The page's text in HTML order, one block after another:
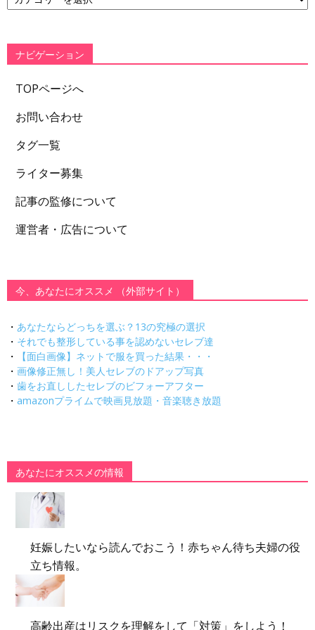
ー
ナビゲーション
TOPページへ
お問い合わせ
タグ一覧
ライター募集
記事の監修について
運営者・広告について
今、あなたにオススメ （外部サイト）
・ あなたならどっちを選ぶ？13の究極の選択
・ それでも整形している事を認めないセレブ達
・
【面白画像】ネットで服を買った結果・・・
・ 画像修正無し！美人セレブのドアップ写真
・ 歯をお直ししたセレブのビフォーアフター
・ amazonプライムで映画見放題・音楽聴き放題
あなたにオススメの情報
妊娠したいなら読んでおこう！赤ちゃん待ち夫婦の役
立ち情報。
高齢出産はリスクを理解をして「対策」をしよう！